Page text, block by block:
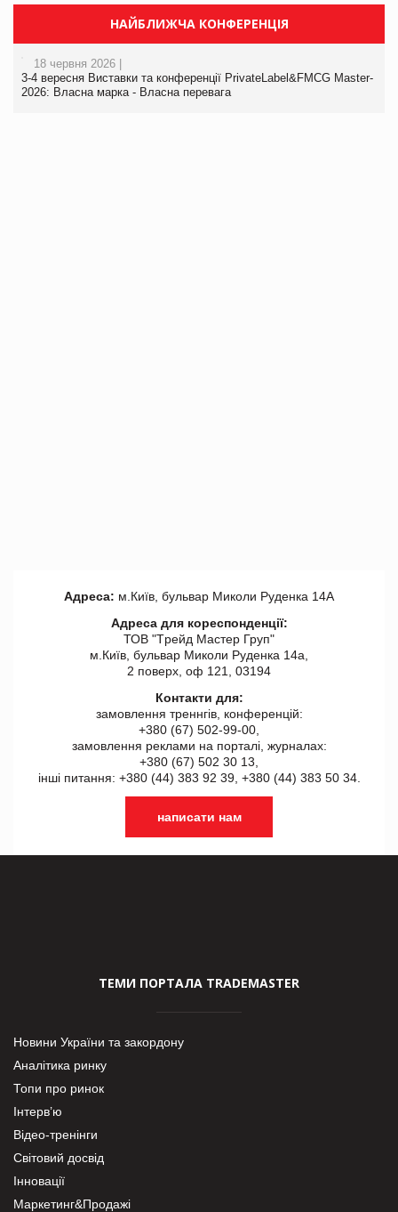
НАЙБЛИЖЧА КОНФЕРЕНЦІЯ
18 червня 2026 |
3-4 вересня Виставки та конференції PrivateLabel&FMCG Master-
2026: Власна марка - Власна перевага
Адреса: м.Київ, бульвар Миколи Руденка 14А
Адреса для кореспонденції:
ТОВ "Tрейд Мастер Груп"
м.Київ, бульвар Миколи Руденка 14а,
2 поверх, оф 121, 03194
Контакти для:
замовлення треннгів, конференцій:
+380 (67) 502-99-00,
замовлення реклами на порталі, журналах:
+380 (67) 502 30 13,
інші питання: +380 (44) 383 92 39, +380 (44) 383 50 34.
написати нам
ТЕМИ ПОРТАЛА TRADEMASTER
Новини України та закордону
Аналітика ринку
Топи про ринок
Інтерв’ю
Відео-тренінги
Світовий досвід
Інновації
Маркетинг&Продажі